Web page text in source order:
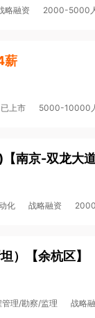
略融资 2000-5000
薪
已上市 5000-10000
【南京-双龙大
化 战略融资
） 【余杭区】
理/勘察/监理 战略